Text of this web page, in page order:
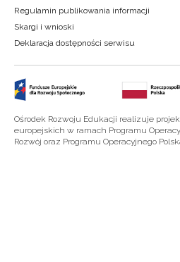
Regulamin publikowania informacji
Skargi i wnioski
Deklaracja dostępności serwisu
Ośrodek Rozwoju Edukacji realizuje
europejskich w ramach Programu
Rozwój oraz Programu Operacyjnego